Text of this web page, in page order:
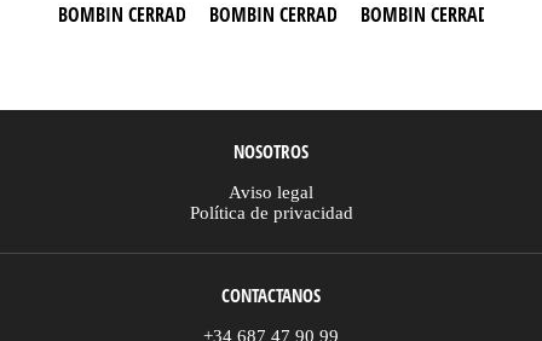
BOMBIN CERRADURA Y JUEGO DE LLAVES BUGGY AZEL 250
BOMBIN CERRADURA Y JUEGO DE LLAVES
BOMBIN CERRADURA Y
NOSOTROS
Aviso legal
Política de privacidad
CONTACTANOS
+34 687 47 90 99